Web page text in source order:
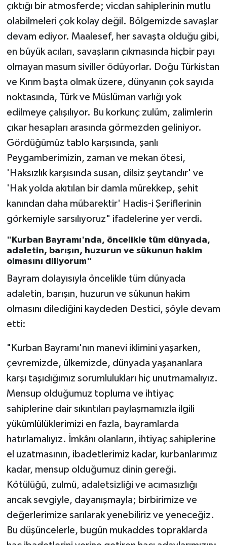
çıktığı bir atmosferde; vicdan sahiplerinin mutlu
olabilmeleri çok kolay değil. Bölgemizde savaşlar
devam ediyor. Maalesef, her savaşta olduğu gibi,
en büyük acıları, savaşların çıkmasında hiçbir payı
olmayan masum siviller ödüyorlar. Doğu Türkistan
ve Kırım başta olmak üzere, dünyanın çok sayıda
noktasında, Türk ve Müslüman varlığı yok
edilmeye çalışılıyor. Bu korkunç zulüm, zalimlerin
çıkar hesapları arasında görmezden geliniyor.
Gördüğümüz tablo karşısında, şanlı
Peygamberimizin, zaman ve mekan ötesi,
'Haksızlık karşısında susan, dilsiz şeytandır' ve
'Hak yolda akıtılan bir damla mürekkep, şehit
kanından daha mübarektir' Hadis-i Şeriflerinin
görkemiyle sarsılıyoruz" ifadelerine yer verdi.
"Kurban Bayramı'nda, öncelikle tüm dünyada,
adaletin, barışın, huzurun ve sükunun hakim
olmasını diliyorum"
Bayram dolayısıyla öncelikle tüm dünyada
adaletin, barışın, huzurun ve sükunun hakim
olmasını dilediğini kaydeden Destici, şöyle devam
etti:
"Kurban Bayramı'nın manevi iklimini yaşarken,
çevremizde, ülkemizde, dünyada yaşananlara
karşı taşıdığımız sorumlulukları hiç unutmamalıyız.
Mensup olduğumuz topluma ve ihtiyaç
sahiplerine dair sıkıntıları paylaşmamızla ilgili
yükümlülüklerimizi en fazla, bayramlarda
hatırlamalıyız. İmkânı olanların, ihtiyaç sahiplerine
el uzatmasının, ibadetlerimiz kadar, kurbanlarımız
kadar, mensup olduğumuz dinin gereği.
Kötülüğü, zulmü, adaletsizliği ve acımasızlığı
ancak sevgiyle, dayanışmayla; birbirimize ve
değerlerimize sarılarak yenebiliriz ve yeneceğiz.
Bu düşüncelerle, bugün mukaddes topraklarda